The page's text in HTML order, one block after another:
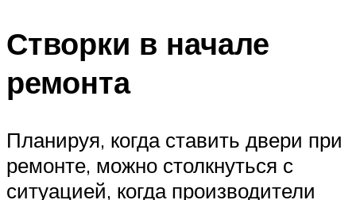
Створки в начале
ремонта
Планируя, когда ставить двери при
ремонте, можно столкнуться с
ситуацией, когда производители